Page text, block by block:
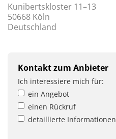
Kunibertskloster 11–13
50668 Köln
Deutschland
Kontakt zum Anbieter
Ich interessiere mich für:
ein Angebot
einen Rückruf
detaillierte Informationen